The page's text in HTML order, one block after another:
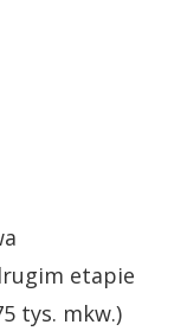
etapie
tys. mkw.)